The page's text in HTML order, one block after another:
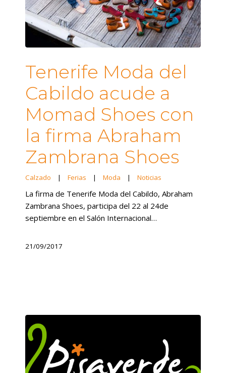
Tenerife Moda del
Cabildo acude a
Momad Shoes con
la firma Abraham
Zambrana Shoes
Calzado | Ferias | Moda | Noticias
La firma de Tenerife Moda del Cabildo, Abraham
Zambrana Shoes, participa del 22 al 24de
septiembre en el Salón Internacional…
21/09/2017